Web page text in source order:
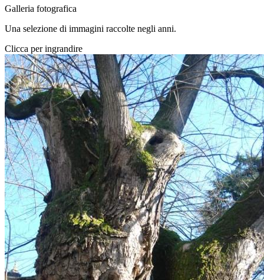
Galleria fotografica
Una selezione di immagini raccolte negli anni.
Clicca per ingrandire